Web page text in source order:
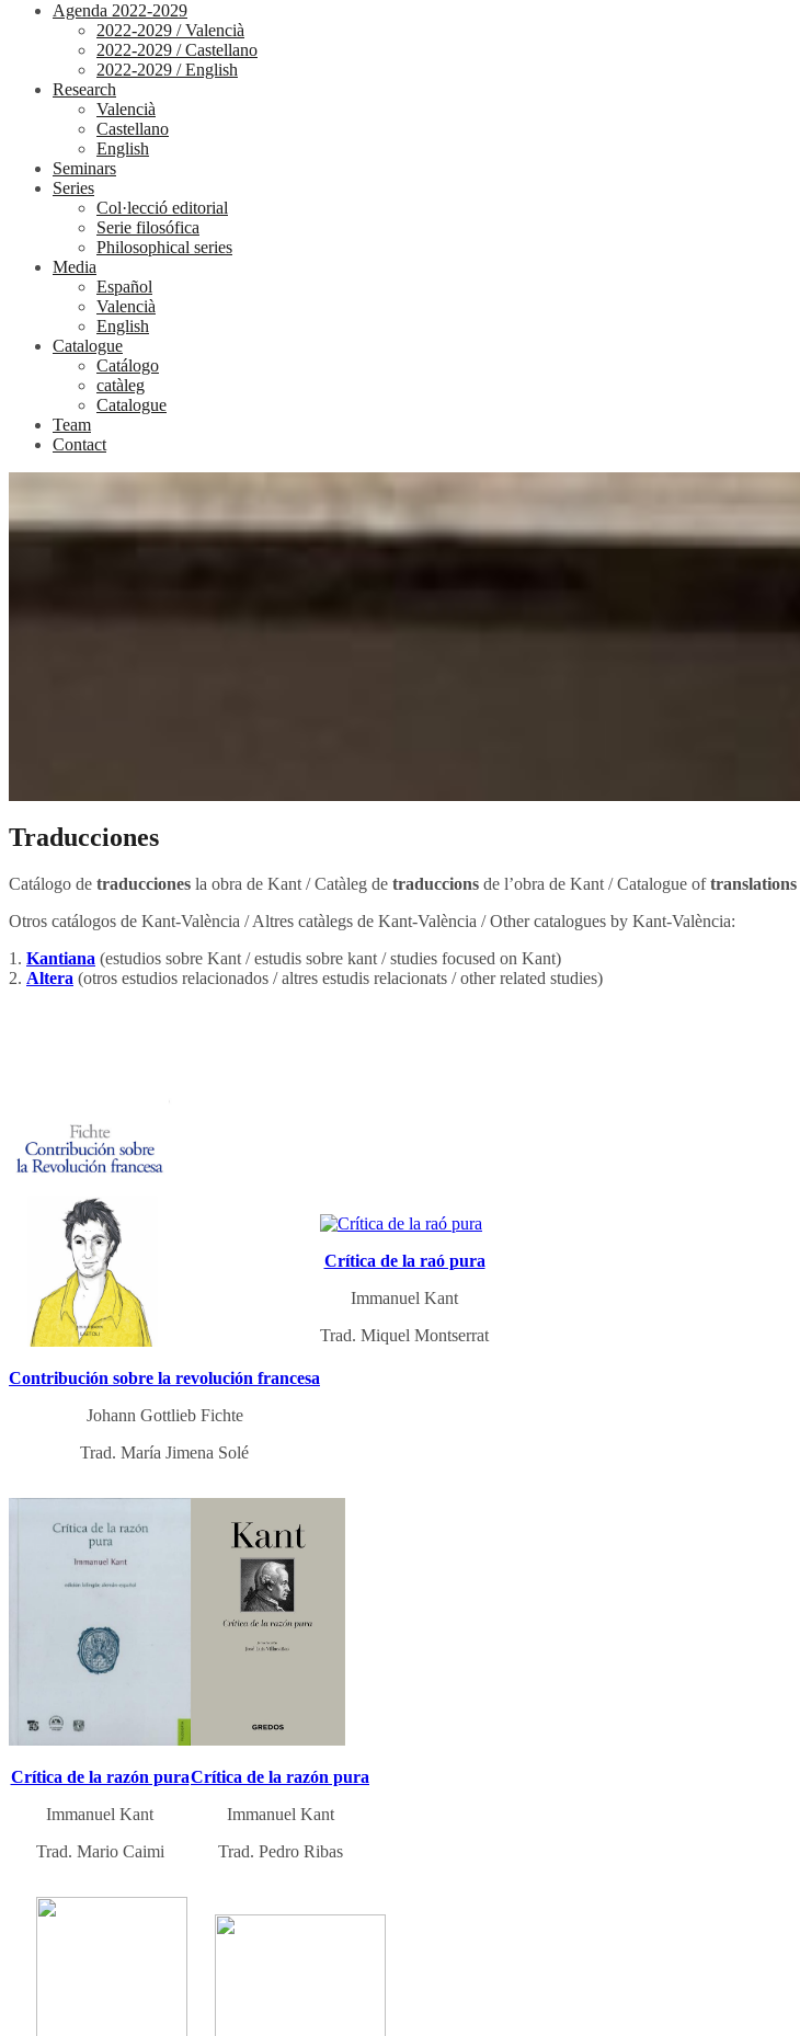
Agenda 2022-2029
2022-2029 / Valencià
2022-2029 / Castellano
2022-2029 / English
Research
Valencià
Castellano
English
Seminars
Series
Col·lecció editorial
Serie filosófica
Philosophical series
Media
Español
Valencià
English
Catalogue
Catálogo
catàleg
Catalogue
Team
Contact
Traducciones
Catálogo de traducciones la obra de Kant / Catàleg de traduccions de l’obra de Kant / Catalogue oftranslations
Otros catálogos de Kant-València / Altres catàlegs de Kant-València / Other catalogues by Kant-València:
1. Kantiana (estudios sobre Kant / estudis sobre kant / studies focused on Kant)
2. Altera (otros estudios relacionados / altres estudis relacionats / other related studies)
Contribución sobre la revolución francesa
Johann Gottlieb Fichte
Trad. María Jimena Solé
Crítica de la raó pura
Immanuel Kant
Trad. Miquel Montserrat
Crítica de la razón pura
Immanuel Kant
Trad. Mario Caimi
Crítica de la razón pura
Immanuel Kant
Trad. Pedro Ribas